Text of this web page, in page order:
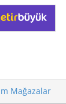
Mağazalar